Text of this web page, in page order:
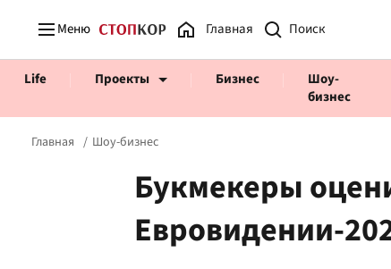
Меню Главная
Life Проекты Бизнес
Шоу-
бизнес
ВІДВЕРТІ
Главная Шоу-бизнес
Букмекеры
Евровидении-